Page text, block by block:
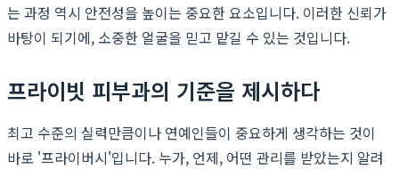
는 과정 역시 안전성을 높이는 중요한 요소입니다. 이러한 신뢰가
바탕이 되기에, 소중한 얼굴을 믿고 맡길 수 있는 것입니다.
프라이빗 피부과의 기준을 제시하다
최고 수준의 실력만큼이나 연예인들이 중요하게 생각하는 것이
바로 '프라이버시'입니다. 누가, 언제, 어떤 관리를 받았는지 알려